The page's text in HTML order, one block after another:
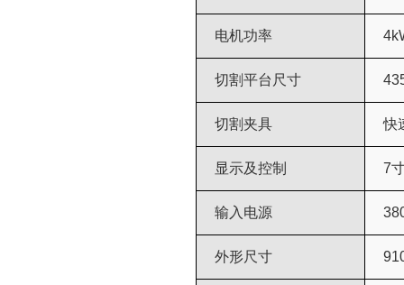
电机功率
切割平台尺寸
切割夹具 快
显示及控制 7
输入电源
外形尺寸